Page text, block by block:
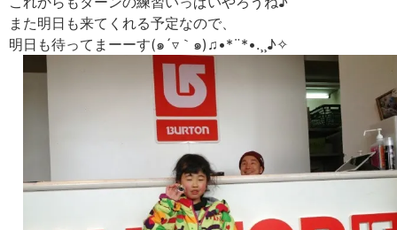
また明日も来てくれる予定なので、
明日も待ってまーーす(๑´▿｀๑)♫•*¨*•.¸¸♪✧